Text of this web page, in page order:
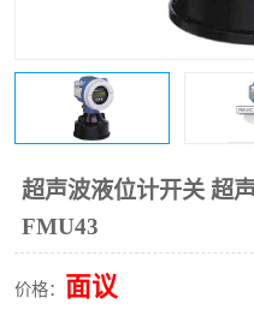
超声波液位计开关 超
FMU43
价格： 面议
流量仪表